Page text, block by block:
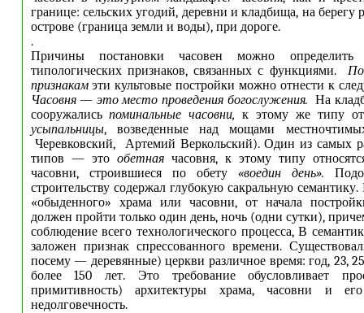
границе: сельских угодий, деревни и кладбища, на берегу
острове (граница земли и воды), при дороге.
.
Причины постановки часовен можно
типологических признаков, связанных с функциями.
По
признакамэти культовые постройки можно отнести к
Часовня— это место проведения богослужения. На
сооружалисьпоминальные часовни,к этому же типу
усыпальницы, возведенные над мощами
Черевковский, Артемий Веркольский). Один из самых
типов — это обетная часовня, к этому типу
часовни, строившиеся по обету «воедин день».
строительству содержал глубокую сакральную семантику.
«обыденного» храма или часовни, от начала
должен пройти только один день, ночь (одни сутки),
соблюдение всего технологического процесса, В
заложен признак спрессованного времени.
посему — деревянные) церкви различное время: год, 23,
более 150 лет. Это требование обусловливает
примитивность) архитектуры храма, часовни и
недолговечность.